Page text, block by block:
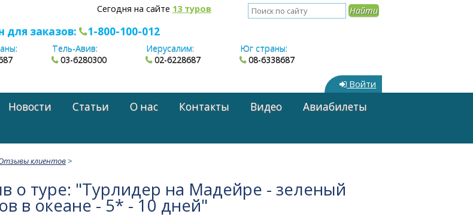
Сегодня на сайте 13 туров
для заказов: 1-800-100-012
Тель-Авив:
03-6280300
Иерусалим:
02-6228687
Юг страны:
08-6338687
Войти
Новости Статьи О нас Контакты Видео
Авиабилеты
клиентов >
о туре: "Турлидер на Мадейре - зеленый
в океане - 5* - 10 дней"